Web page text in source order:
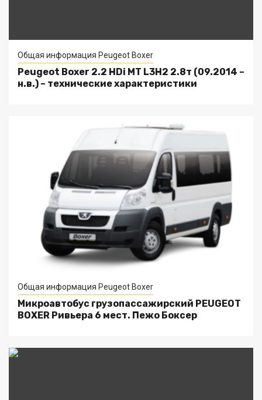
Общая информация Peugeot Boxer
Peugeot Boxer 2.2 HDi MT L3H2 2.8т (09.2014 –
н.в.) – технические характеристики
Общая информация Peugeot Boxer
Микроавтобус грузопассажирский PEUGEOT
BOXER Ривьера 6 мест. Пежо Боксер